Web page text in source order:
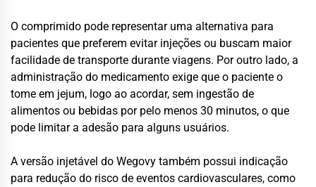
O comprimido pode representar uma alternativa para
pacientes que preferem evitar injeções ou buscam maior
facilidade de transporte durante viagens. Por outro lado, a
administração do medicamento exige que o paciente o
tome em jejum, logo ao acordar, sem ingestão de
alimentos ou bebidas por pelo menos 30 minutos, o que
pode limitar a adesão para alguns usuários.
A versão injetável do Wegovy também possui indicação
para redução do risco de eventos cardiovasculares, como